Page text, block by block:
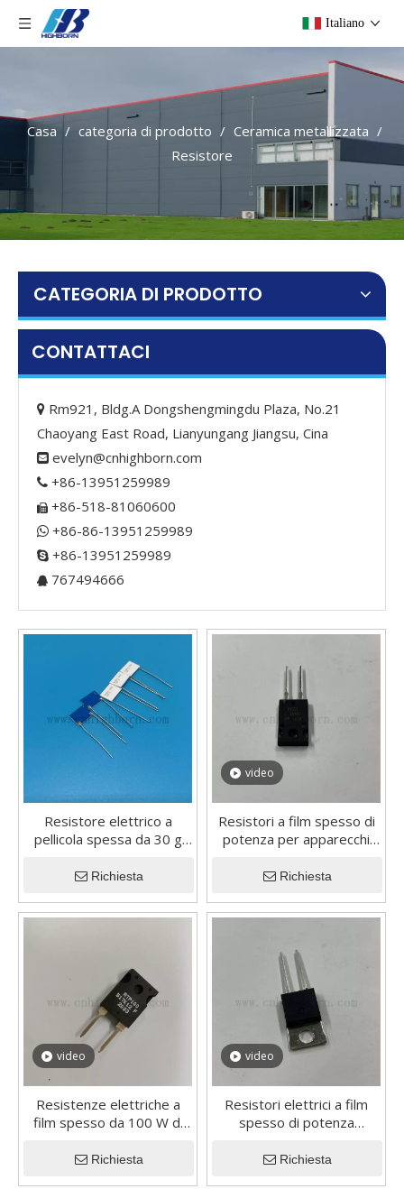
Italiano
Casa / categoria di prodotto / Ceramica metallizzata /
Resistore
CATEGORIA DI PRODOTTO
CONTATTACI
 Rm921, Bldg.A Dongshengmingdu Plaza, No.21
Chaoyang East Road, Lianyungang Jiangsu, Cina
 evelyn@cnhighborn.com
 +86-13951259989
 +86-518-81060600
 +86-86-13951259989
 +86-13951259989
 767494666
Resistore elettrico a
pellicola spessa da 30 g
tensione personalizzata
Richiesta
video
Resistori a film spesso di
potenza per apparecchi
Richiesta
video
Resistenze elettriche a
film spesso da 100 W di
semplice
Richiesta
video
Resistori elettrici a film
spesso di potenza
potenza per l'elettronica
Richiesta